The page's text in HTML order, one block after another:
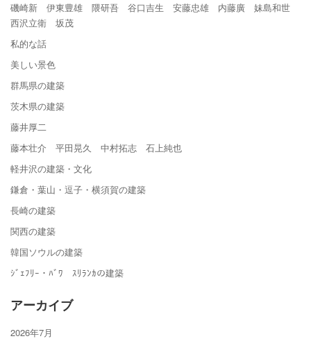
磯崎新 伊東豊雄 隈研吾 谷口吉生 安藤忠雄 内藤廣 妹島和世
西沢立衛 坂茂
私的な話
美しい景色
群馬県の建築
茨木県の建築
藤井厚二
藤本壮介 平田晃久 中村拓志 石上純也
軽井沢の建築・文化
鎌倉・葉山・逗子・横須賀の建築
長崎の建築
関西の建築
韓国ソウルの建築
ｼﾞｪﾌﾘｰ・ﾊﾞﾜ ｽﾘﾗﾝｶの建築
アーカイブ
2026年7月